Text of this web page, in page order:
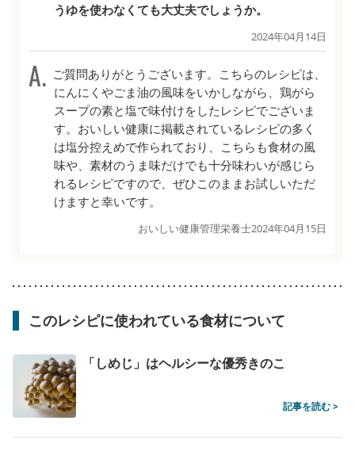
うゆを使わなくても大丈夫でしょうか。
2024年04月14日
ご質問ありがとうございます。こちらのレシピは、
にんにくやごま油の風味をいかしながら、鶏がら
スープの素と塩で味付けをしたレシピでございま
す。おいしい健康に掲載されているレシピの多く
は塩分控えめで作られており、こちらも食材の風
味や、素材のうま味だけでも十分味わいが感じら
れるレシピですので、ぜひこのままお試しいただ
けますと幸いです。
おいしい健康管理栄養士2024年04月15日
このレシピに使われている食材について
「しめじ」はヘルシーな優秀きのこ
記事を読む >